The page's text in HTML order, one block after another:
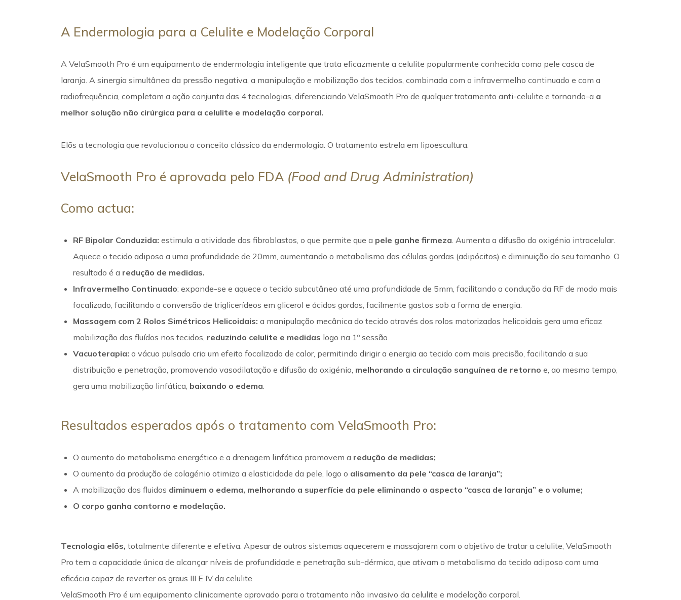
A Endermologia para a Celulite e Modelação Corporal
A VelaSmooth Pro é um equipamento de endermologia inteligente que trata eficazmente a celulite popularmente conhecida como pele casca de
laranja. A sinergia simultânea da pressão negativa, a manipulação e mobilização dos tecidos, combinada com o infravermelho continuado e com a
radiofrequência, completam a ação conjunta das 4 tecnologias, diferenciando VelaSmooth Pro de qualquer tratamento anti-celulite e tornando-a a
melhor solução não cirúrgica para a celulite e modelação corporal.
Elōs a tecnologia que revolucionou o conceito clássico da endermologia. O tratamento estrela em lipoescultura.
VelaSmooth Pro é aprovada pelo FDA (Food and Drug Administration)
Como actua:
RF Bipolar Conduzida: estimula a atividade dos fibroblastos, o que permite que a pele ganhe firmeza. Aumenta a difusão do oxigénio intracelular.
Aquece o tecido adiposo a uma profundidade de 20mm, aumentando o metabolismo das células gordas (adipócitos) e diminuição do seu tamanho. O
resultado é a redução de medidas.
Infravermelho Continuado: expande-se e aquece o tecido subcutâneo até uma profundidade de 5mm, facilitando a condução da RF de modo mais
focalizado, facilitando a conversão de triglicerídeos em glicerol e ácidos gordos, facilmente gastos sob a forma de energia.
Massagem com 2 Rolos Simétricos Helicoidais: a manipulação mecânica do tecido através dos rolos motorizados helicoidais gera uma eficaz
mobilização dos fluídos nos tecidos, reduzindo celulite e medidas logo na 1º sessão.
Vacuoterapia: o vácuo pulsado cria um efeito focalizado de calor, permitindo dirigir a energia ao tecido com mais precisão, facilitando a sua
distribuição e penetração, promovendo vasodilatação e difusão do oxigénio, melhorando a circulação sanguínea de retorno e, ao mesmo tempo,
gera uma mobilização linfática, baixando o edema.
Resultados esperados após o tratamento com VelaSmooth Pro:
O aumento do metabolismo energético e a drenagem linfática promovem a redução de medidas;
O aumento da produção de colagénio otimiza a elasticidade da pele, logo o alisamento da pele “casca de laranja”;
A mobilização dos fluidos diminuem o edema, melhorando a superfície da pele eliminando o aspecto “casca de laranja” e o volume;
O corpo ganha contorno e modelação.
Tecnologia elōs, totalmente diferente e efetiva. Apesar de outros sistemas aquecerem e massajarem com o objetivo de tratar a celulite, VelaSmooth
Pro tem a capacidade única de alcançar níveis de profundidade e penetração sub-dérmica, que ativam o metabolismo do tecido adiposo com uma
eficácia capaz de reverter os graus III E IV da celulite.
VelaSmooth Pro é um equipamento clinicamente aprovado para o tratamento não invasivo da celulite e modelação corporal.